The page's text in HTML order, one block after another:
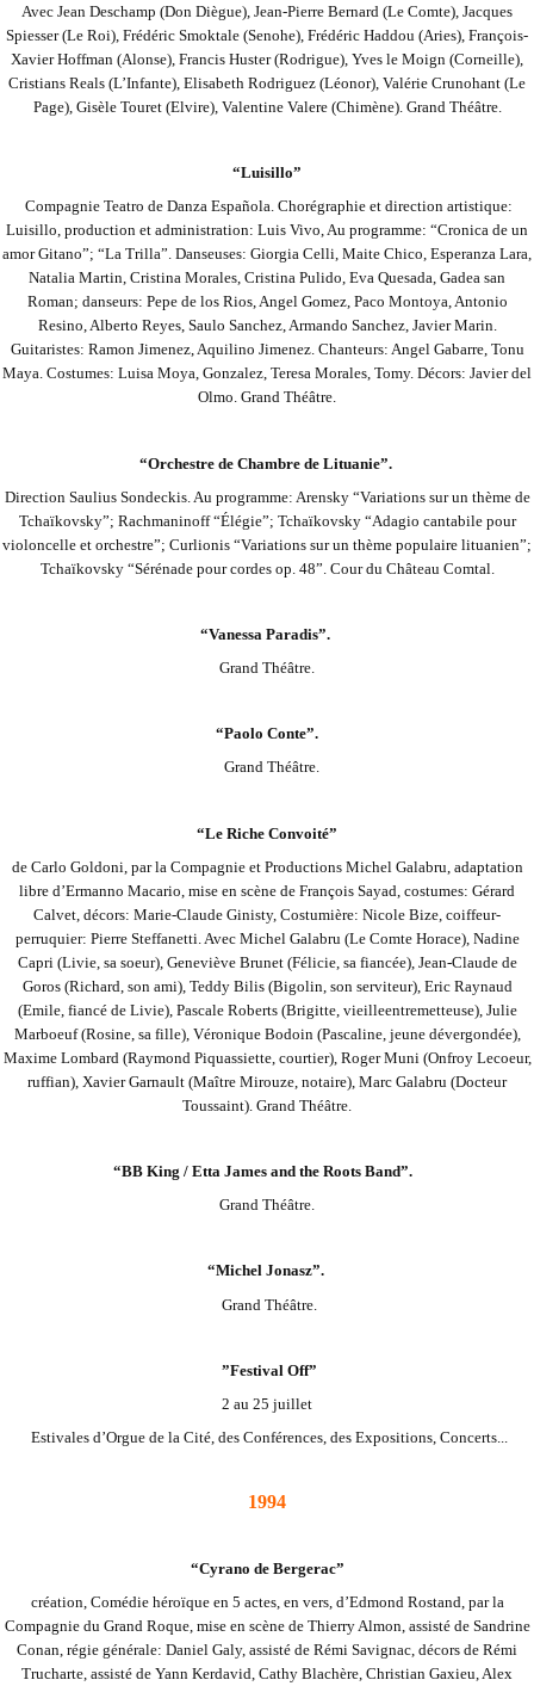
Avec Jean Deschamp (Don Diègue), Jean-Pierre Bernard (Le Comte), Jacques
Spiesser (Le Roi), Frédéric Smoktale (Senohe), Frédéric Haddou (Aries), François-
Xavier Hoffman (Alonse), Francis Huster (Rodrigue), Yves le Moign (Corneille),
Cristians Reals (L’Infante), Elisabeth Rodriguez (Léonor), Valérie Crunohant (Le
Page), Gisèle Touret (Elvire), Valentine Valere (Chimène). Grand Théâtre.
“Luisillo”
Compagnie Teatro de Danza Española. Chorégraphie et direction artistique:
Luisillo, production et administration: Luis Vivo, Au programme: “Cronica de un
amor Gitano”; “La Trilla”. Danseuses: Giorgia Celli, Maite Chico, Esperanza Lara,
Natalia Martin, Cristina Morales, Cristina Pulido, Eva Quesada, Gadea san
Roman; danseurs: Pepe de los Rios, Angel Gomez, Paco Montoya, Antonio
Resino, Alberto Reyes, Saulo Sanchez, Armando Sanchez, Javier Marin.
Guitaristes: Ramon Jimenez, Aquilino Jimenez. Chanteurs: Angel Gabarre, Tonu
Maya. Costumes: Luisa Moya, Gonzalez, Teresa Morales, Tomy. Décors: Javier del
Olmo. Grand Théâtre.
“Orchestre de Chambre de Lituanie”.
Direction Saulius Sondeckis. Au programme: Arensky “Variations sur un thème de
Tchaïkovsky”; Rachmaninoff “Élégie”; Tchaïkovsky “Adagio cantabile pour
violoncelle et orchestre”; Curlionis “Variations sur un thème populaire lituanien”;
Tchaïkovsky “Sérénade pour cordesop. 48”. Cour du Château Comtal.
“Vanessa Paradis”.
Grand Théâtre.
“Paolo Conte”.
Grand Théâtre.
“Le Riche Convoité”
de Carlo Goldoni, par la Compagnie et Productions Michel Galabru, adaptation
libre d’Ermanno Macario, mise en scène de François Sayad, costumes: Gérard
Calvet, décors: Marie-Claude Ginisty, Costumière: Nicole Bize, coiffeur-
perruquier: PierreSteffanetti. Avec Michel Galabru (Le Comte Horace), Nadine
Capri (Livie, sa soeur), Geneviève Brunet (Félicie, sa fiancée), Jean-Claude de
Goros (Richard, son ami), Teddy Bilis (Bigolin, son serviteur), Eric Raynaud
(Emile, fiancé de Livie), Pascale Roberts (Brigitte, vieilleentremetteuse), Julie
Marboeuf (Rosine, sa fille), Véronique Bodoin (Pascaline, jeune dévergondée),
Maxime Lombard (Raymond Piquassiette, courtier), Roger Muni (Onfroy Lecoeur,
ruffian), Xavier Garnault (Maître Mirouze, notaire), Marc Galabru (Docteur
Toussaint). Grand Théâtre.
“BB King / Etta James and the Roots Band”.
Grand Théâtre.
“Michel Jonasz”.
Grand Théâtre.
”Festival Off”
2 au 25 juillet
Estivales d’Orgue de la Cité, des Conférences, des Expositions, Concerts...
1994
“Cyrano de Bergerac”
création, Comédie héroïque en 5 actes, en vers, d’Edmond Rostand, par la
Compagnie du Grand Roque, mise en scène de Thierry Almon, assisté de Sandrine
Conan, régie générale: Daniel Galy, assisté de Rémi Savignac, décors de Rémi
Trucharte, assisté de Yann Kerdavid, Cathy Blachère, Christian Gaxieu, Alex